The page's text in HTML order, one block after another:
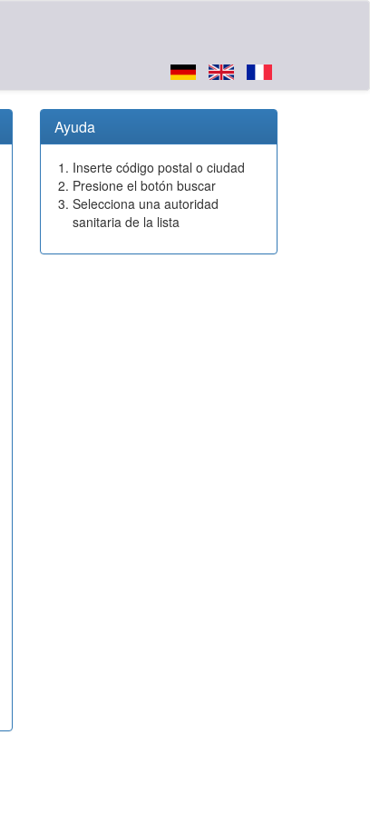
Ayuda
Inserte código postal o ciudad
Presione el botón buscar
Selecciona una autoridad
sanitaria de la lista